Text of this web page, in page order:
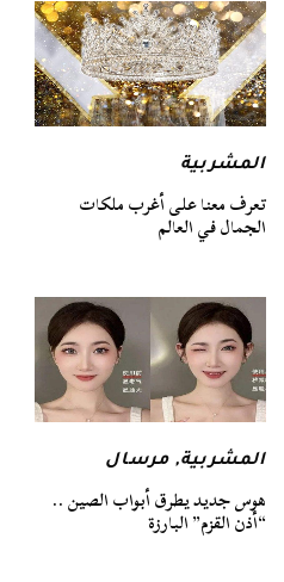
المشربية
تعرف معنا على أغرب ملكات
الجمال في العالم
المشربية,مرسال
هوس جديد يطرق أبواب الصين ..
“أذن القزم” البارزة